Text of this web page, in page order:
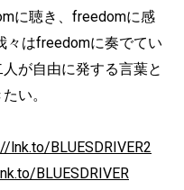
に聴き、freedomに感
々はfreedomに奏でてい
が自由に発する言葉と
い。
lnk.to/BLUESDRIVER2
BLUESDRIVER